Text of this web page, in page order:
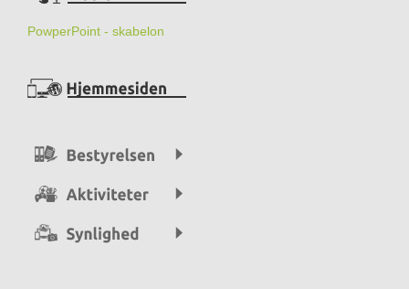
PowperPoint - skabelon